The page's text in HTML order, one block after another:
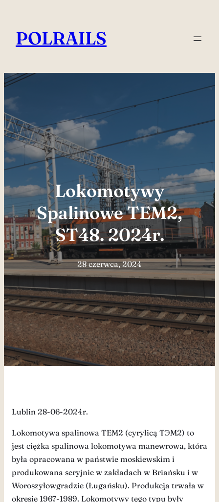
treściPOLRAILS
Lokomotywy
Spalinowe TEM2,
ST48. 2024r.
28 czerwca, 2024
Lublin 28-06-2024r.
Lokomotywa spalinowa TEM2 (cyrylicą TЭM2) to
jest ciężka spalinowa lokomotywa manewrowa, która
była opracowana w państwie moskiewskim i
produkowana seryjnie w zakładach w Briańsku i w
Woroszyłowgradzie (Ługańsku). Produkcja trwała w
okresie 1967-1989. Lokomotywy tego typu były